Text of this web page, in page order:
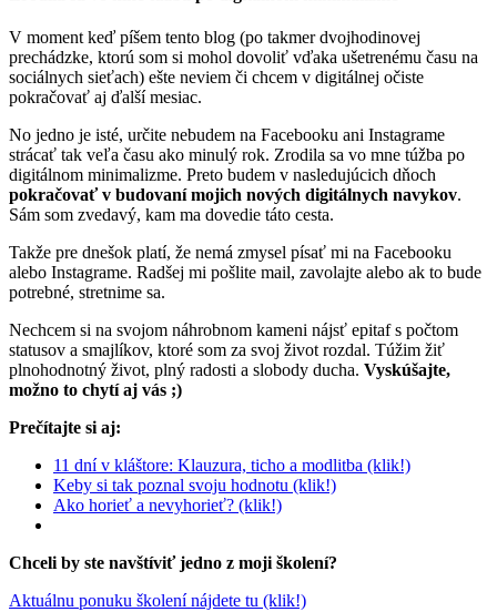
V moment keď píšem tento blog (po takmer dvojhodinovej
prechádzke, ktorú som si mohol dovoliť vďaka ušetrenému času na
sociálnych sieťach) ešte neviem či chcem v digitálnej očiste
pokračovať aj ďalší mesiac.
No jedno je isté, určite nebudem na Facebooku ani Instagrame
strácať tak veľa času ako minulý rok. Zrodila sa vo mne túžba po
digitálnom minimalizme. Preto budem v nasledujúcich dňoch
pokračovať v budovaní mojich nových digitálnych navykov.
Sám som zvedavý, kam ma dovedie táto cesta.
Takže pre dnešok platí, že nemá zmysel písať mi na Facebooku
alebo Instagrame. Radšej mi pošlite mail, zavolajte alebo ak to bude
potrebné, stretnime sa.
Nechcem si na svojom náhrobnom kameni nájsť epitaf s počtom
statusov a smajlíkov, ktoré som za svoj život rozdal. Túžim žiť
plnohodnotný život, plný radosti a slobody ducha. Vyskúšajte,
možno to chytí aj vás ;)
Prečítajte si aj:
11 dní v kláštore: Klauzura, ticho a modlitba (klik!)
Keby si tak poznal svoju hodnotu (klik!)
Ako horieť a nevyhorieť? (klik!)
Chceli by ste navštíviť jedno z moji školení?
Aktuálnu ponuku školení nájdete tu (klik!)